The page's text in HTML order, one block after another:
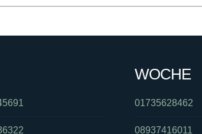
WOCHE
01735628462
08937416011